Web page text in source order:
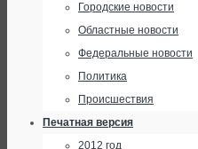
Городские новости
Областные новости
Федеральные новости
Политика
Происшествия
Печатная версия
2012 год